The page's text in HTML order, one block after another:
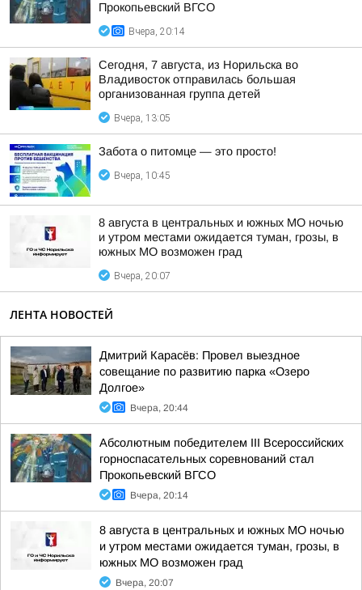
Прокопьевский ВГСО
Вчера, 20:14
Сегодня, 7 августа, из Норильска во
Владивосток отправилась большая
организованная группа детей
Вчера, 13:05
Забота о питомце — это просто!
Вчера, 10:45
8 августа в центральных и южных МО ночью
и утром местами ожидается туман, грозы, в
южных МО возможен град
Вчера, 20:07
ЛЕНТА НОВОСТЕЙ
Дмитрий Карасёв: Провел выездное
совещание по развитию парка «Озеро
Долгое»
Вчера, 20:44
Абсолютным победителем III Всероссийских
горноспасательных соревнований стал
Прокопьевский ВГСО
Вчера, 20:14
8 августа в центральных и южных МО ночью
и утром местами ожидается туман, грозы, в
южных МО возможен град
Вчера, 20:07